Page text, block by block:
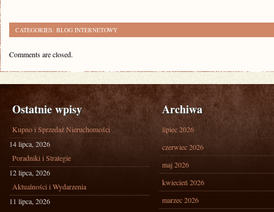
CATEGORIES: BLOG INTERNETOWY
Comments are closed.
Ostatnie wpisy
Kupno i Sprzedaż Nieruchomości
14 lipca, 2026
Poradniki i Strategie
12 lipca, 2026
Aktualności i Wydarzenia
11 lipca, 2026
Archiwa
lipiec 2026
czerwiec 2026
maj 2026
kwiecień 2026
marzec 2026